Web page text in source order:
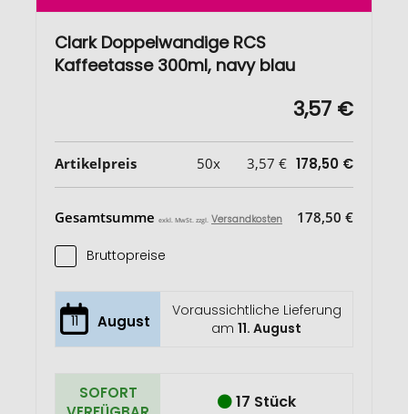
Clark Doppelwandige RCS
Kaffeetasse 300ml, navy blau
3,57 €
Artikelpreis 50x 3,57 € 178,50 €
Gesamtsumme exkl. MwSt. zzgl. Versandkosten 178,50 €
Bruttopreise
11 August
Voraussichtliche Lieferung
am11. August
SOFORT
17 Stück